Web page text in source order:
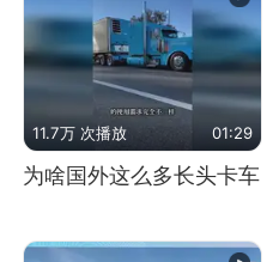
11.7万 次播放 01:29
为啥国外这么多长头卡车